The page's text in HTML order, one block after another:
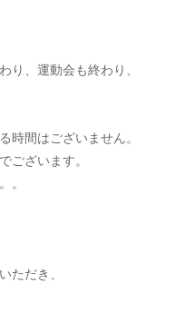
り、運動会も終わり、
時間はございません。
ございます。
。
ただき、